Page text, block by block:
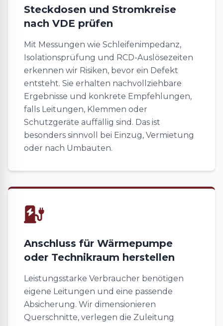
Steckdosen und Stromkreise
nach VDE prüfen
Mit Messungen wie Schleifenimpedanz,
Isolationsprüfung und RCD-Auslösezeiten
erkennen wir Risiken, bevor ein Defekt
entsteht. Sie erhalten nachvollziehbare
Ergebnisse und konkrete Empfehlungen,
falls Leitungen, Klemmen oder
Schutzgeräte auffällig sind. Das ist
besonders sinnvoll bei Einzug, Vermietung
oder nach Umbauten.
Anschluss für Wärmepumpe
oder Technikraum herstellen
Leistungsstarke Verbraucher benötigen
eigene Leitungen und eine passende
Absicherung. Wir dimensionieren
Querschnitte, verlegen die Zuleitung